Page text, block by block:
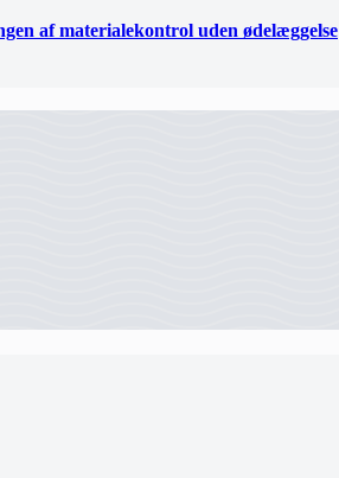
af materialekontrol uden ødelæggelse